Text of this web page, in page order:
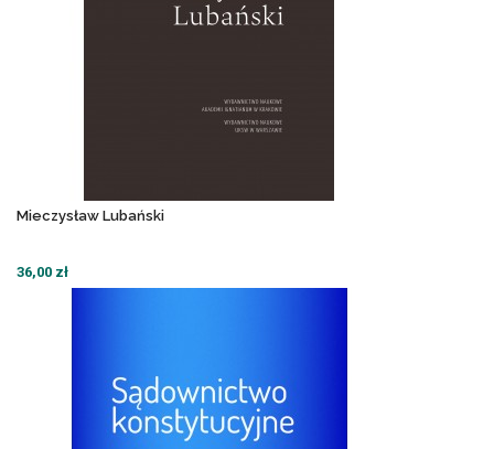
Mieczysław Lubański
36,00 zł